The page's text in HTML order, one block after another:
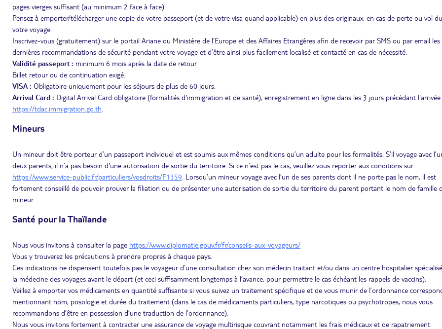
pages vierges suffisant (au minimum 2 face à face).
Pensez à emporter/télécharger une copie de votre passeport (et de votre visa quand applicable) en plus des originaux, en cas de perte ou vol
votre voyage.
Inscrivez-vous (gratuitement) sur le portail Ariane du Ministère de l’Europe et des Affaires Etrangères afin de recevoir par SMS ou par email les
dernières recommandations de sécurité pendant votre voyage et d’être ainsi plus facilement localisé et contacté en cas de nécessité.
Validité passeport : minimum 6 mois après la date de retour.
Billet retour ou de continuation exigé.
VISA : Obligatoire uniquement pour les séjours de plus de 60 jours.
Arrival Card : Digital Arrival Card obligatoire (formalités d'immigration et de santé), enregistrement en ligne dans les 3 jours précédant
https://tdac.immigration.go.th
Mineurs
Un mineur doit être porteur d’un passeport individuel et est soumis aux mêmes conditions qu’un adulte pour les formalités. S’il voyage avec
deux parents, il n’a pas besoin d'une autorisation de sortie du territoire. Si ce n’est pas le cas, veuillez vous reporter aux conditions sur
https://www.service-public.fr/particuliers/vosdroits/F1359 . Lorsqu’un mineur voyage avec l’un de ses parents dont il ne porte pas le nom, il est
fortement conseillé de pouvoir prouver la filiation ou de présenter une autorisation de sortie du territoire du parent portant le nom de famille
mineur.
Santé pour la Thaïlande
Nous vous invitons à consulter la page https://www.diplomatie.gouv.fr/fr/conseils-aux-voyageurs/
Vous y trouverez les précautions à prendre propres à chaque pays.
Ces indications ne dispensent toutefois pas le voyageur d’une consultation chez son médecin traitant et/ou dans un centre hospitalier
la médecine des voyages avant le départ (et ceci suffisamment longtemps à l’avance, pour permettre le cas échéant les rappels de vaccins).
Veillez à emporter vos médicaments en quantité suffisante si vous suivez un traitement spécifique et de vous munir de l’ordonnance
mentionnant nom, posologie et durée du traitement (dans le cas de médicaments particuliers, type narcotiques ou psychotropes, nous vous
recommandons d’être en possession d’une traduction de l’ordonnance).
Nous vous invitons fortement à contracter une assurance de voyage multirisque couvrant notamment les frais médicaux et de rapatriement.